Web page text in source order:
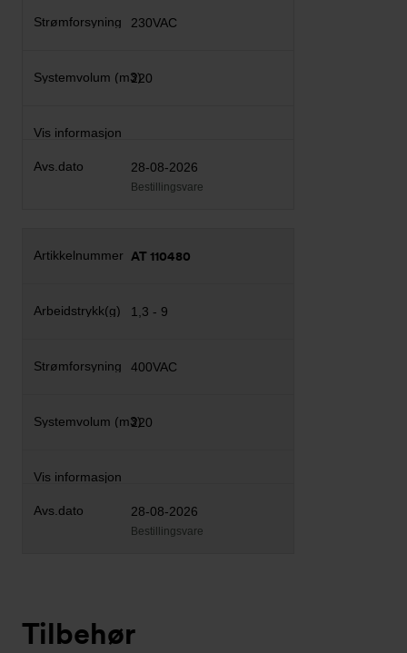
230VAC
220
28-08-2026
Bestillingsvare
AT 110480
1,3 - 9
400VAC
220
28-08-2026
Bestillingsvare
Tilbehør